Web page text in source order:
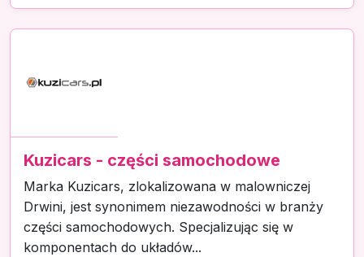
Kuzicars - części samochodowe
Marka Kuzicars, zlokalizowana w malowniczej
Drwini, jest synonimem niezawodności w branży
części samochodowych. Specjalizując się w
komponentach do układów...